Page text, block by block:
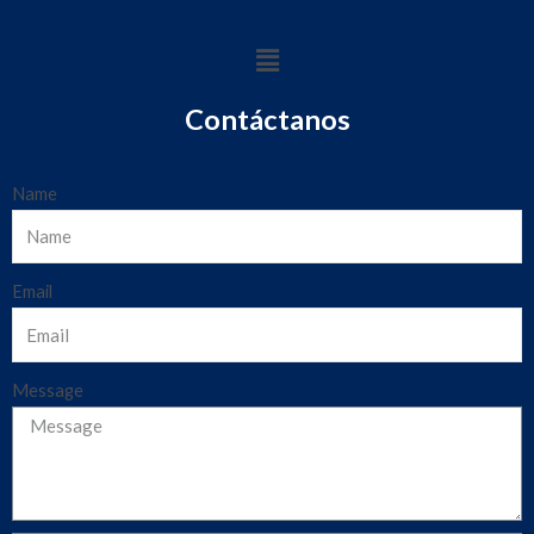
Contáctanos
Name
Email
Message